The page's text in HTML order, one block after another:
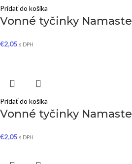
Pridať do košíka
Vonné tyčinky
€2,05 s DPH
Pridať do košíka
Vonné tyčinky
€2,05 s DPH